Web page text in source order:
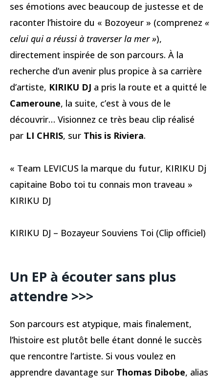
ses émotions avec beaucoup de justesse et de
raconter l’histoire du « Bozoyeur » (comprenez «
celui qui a réussi à traverser la mer »),
directement inspirée de son parcours. À la
recherche d’un avenir plus propice à sa carrière
d’artiste, KIRIKU DJ a pris la route et a quitté le
Cameroune, la suite, c’est à vous de le
découvrir… Visionnez ce très beau clip réalisé
par LI CHRIS, sur This is Riviera.
« Team LEVICUS la marque du futur, KIRIKU Dj
capitaine Bobo toi tu connais mon traveau »
KIRIKU DJ
KIRIKU DJ – Bozayeur Souviens Toi (Clip officiel)
Un EP à écouter sans plus
attendre >>>
Son parcours est atypique, mais finalement,
l’histoire est plutôt belle étant donné le succès
que rencontre l’artiste. Si vous voulez en
apprendre davantage sur Thomas Dibobe, alias